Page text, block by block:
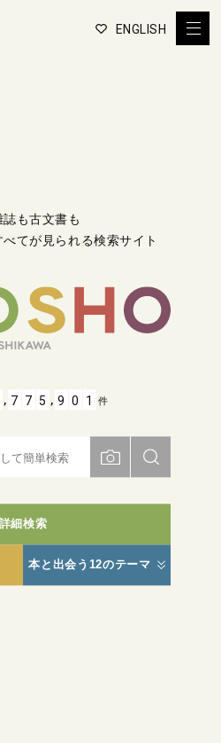
ENGLISH
誌も古文書も
てが見られる検索サイト
詳細検索
本と出会う12のテーマ
, 7 7 5 , 9 0 1 件